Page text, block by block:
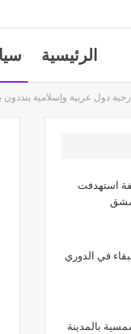
الرئيسية
دول عربية وإسلامية
استهدفت
في الدوري
بالمدينة